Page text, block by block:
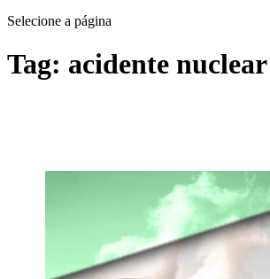
Selecione a página
Tag: acidente nuclear